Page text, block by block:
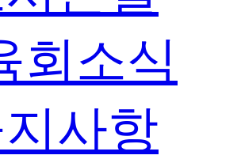
회소식
사항